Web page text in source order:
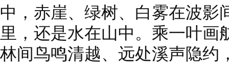
中，赤崖、绿树、白雾在波影
里，还是水在山中。乘一叶画
林间鸟鸣清越、远处溪声隐约